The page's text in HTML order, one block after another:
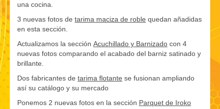
una cocina.
3 nuevas fotos de tarima maciza de roble quedan añadidas
en esta sección.
Actualizamos la sección Acuchillado y Barnizado con 4
nuevas fotos comparando el acabado del barniz satinado y
brillante.
Dos fabricantes de tarima flotante se fusionan ampliando
así su catálogo y su mercado
Ponemos 2 nuevas fotos en la sección Parquet de Iroko